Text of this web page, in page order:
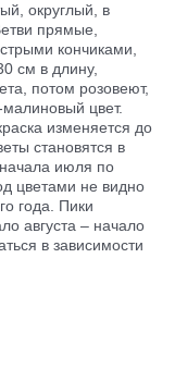
округлый, в
прямые,
кончиками,
см в длину,
потом розовеют,
цвет.
изменяется до
становятся в
начала июля по
цветами не видно
года. Пики
августа – начало
в зависимости